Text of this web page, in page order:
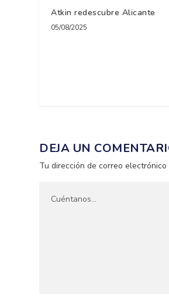
Atkin redescubre Alicante
05/08/2025
DEJA UN
Tu dirección de correo